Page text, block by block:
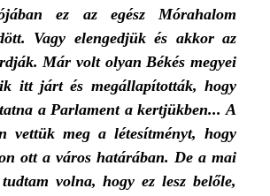
ez az egész Mórahalom
Vagy elengedjük és akkor az
Már volt olyan Békés megyei
itt járt és megállapították, hogy
a Parlament a kertjükben... A
vettük meg a létesítményt, hogy
ott a város határában. De a mai
volna, hogy ez lesz belőle,